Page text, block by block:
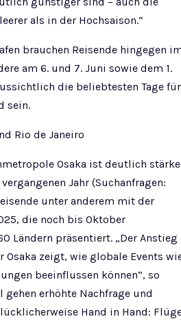
als in der Hochsaison.“
brauchen Reisende hingegen
am 6. und 7. Juni sowie dem 1.
die beliebtesten Tage für
sein.
Rio de Janeiro
Osaka ist deutlich
Jahr (Suchanfragen:
unter anderem mit der
die noch bis Oktober
Ländern präsentiert. „Der Anstieg
Osaka zeigt, wie globale Events
beeinflussen können“, so
gehen erhöhte Nachfrage und
Hand in Hand: